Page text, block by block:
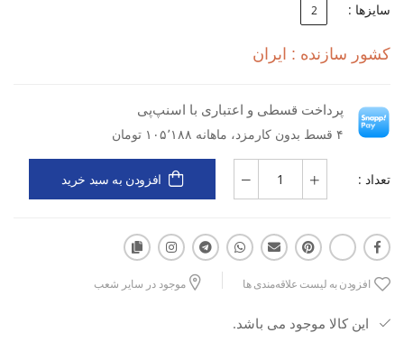
سایزها : 2
کشور سازنده : ایران
پرداخت قسطی و اعتباری با اسنپ‌پی
۴ قسط بدون کارمزد، ماهانه ۱۰۵٬۱۸۸ تومان
تعداد : افزودن به سبد خرید
افزودن به لیست علاقه‌مندی ها موجود در سایر شعب
این کالا موجود می باشد.